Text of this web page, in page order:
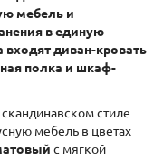
мебель и
в единую
входят диван-кровать
полка и шкаф-
стиле
мебель в цветах
с мягкой